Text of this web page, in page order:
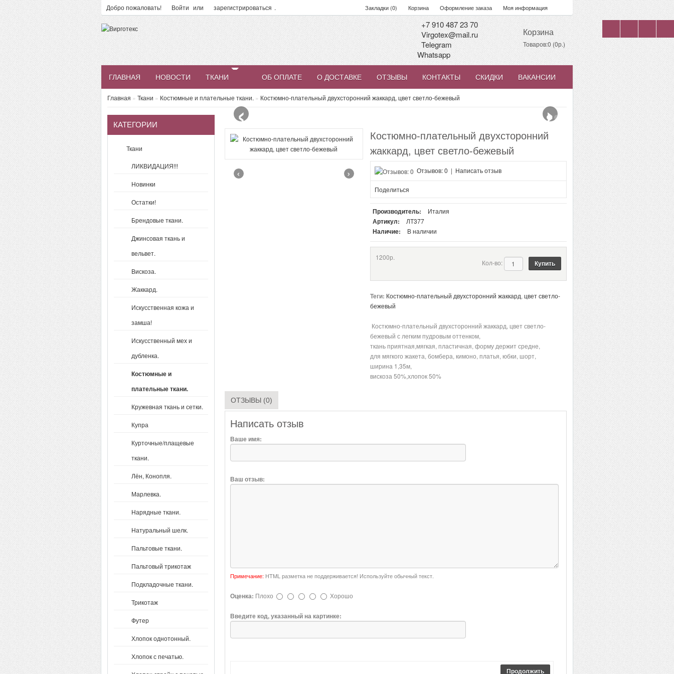
Добро пожаловать! Войти или зарегистрироваться . Закладки (0) Корзина Оформление заказа Моя информация
Корзина
Товаров:0 (0р.)
+7 910 487 23 70
Virgotex@mail.ru
Telegram
Whatsapp
ГЛАВНАЯ НОВОСТИ ТКАНИ ОБ ОПЛАТЕ О ДОСТАВКЕ ОТЗЫВЫ КОНТАКТЫ СКИДКИ ВАКАНСИИ
Главная » Ткани » Костюмные и плательные ткани. » Костюмно-плательный двухсторонний жаккард, цвет светло-бежевый
КАТЕГОРИИ
Ткани
ЛИКВИДАЦИЯ!!!
Новинки
Остатки!
Брендовые ткани.
Джинсовая ткань и
вельвет.
Вискоза.
Жаккард.
Искусственная кожа и
замша!
Искусственный мех и
дубленка.
Костюмные и
плательные ткани.
Кружевная ткань и сетки.
Купра
Курточные/плащевые
ткани.
Лён, Конопля.
Марлевка.
Нарядные ткани.
Натуральный шелк.
Пальтовые ткани.
Пальтовый трикотаж
Подкладочные ткани.
Трикотаж
Футер
Хлопок однотонный.
Хлопок с печатью.
‹ ›
‹ ›
Костюмно-плательный двухсторонний
жаккард, цвет светло-бежевый
Отзывов: 0 | Написать отзыв
Поделиться
Производитель: Италия
Артикул: ЛТ377
Наличие: В наличии
1200р.
Кол-во:
Теги: Костюмно-плательный двухсторонний жаккард,цвет светло-
бежевый
Костюмно-плательный двухсторонний жаккард, цвет светло-
бежевый с легким пудровым оттенком,
ткань приятная,мягкая, пластичная, форму держит средне,
для мягкого жакета, бомбера, кимоно, платья, юбки, шорт,
ширина 1,35м,
вискоза 50%,хлопок 50%
ОТЗЫВЫ (0)
Написать отзыв
Ваше имя:
Ваш отзыв:
Примечание: HTML разметка не поддерживается! Используйте обычный текст.
Оценка: Плохо Хорошо
Введите код, указанный на картинке:
Продолжить